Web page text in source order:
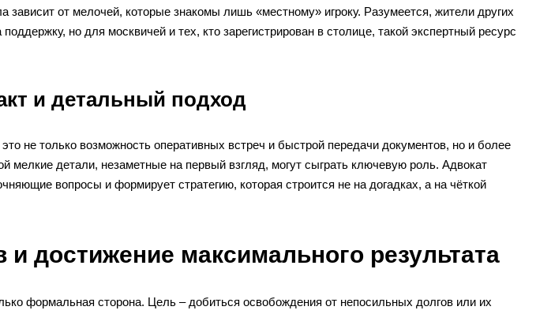
от мелочей, которые знакомы лишь «местному» игроку. Разумеется, жители других
но для москвичей и тех, кто зарегистрирован в столице, такой экспертный ресурс
и детальный подход
не только возможность оперативных встреч и быстрой передачи документов, но и более
мелкие детали, незаметные на первый взгляд, могут сыграть ключевую роль. Адвокат
вопросы и формирует стратегию, которая строится не на догадках, а на чёткой
и достижение максимального результата
формальная сторона. Цель – добиться освобождения от непосильных долгов или их